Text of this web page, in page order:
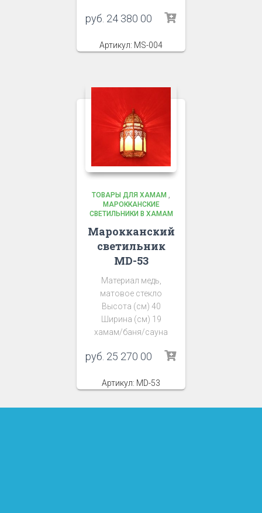
руб. 24 380 00
Артикул: MS-004
ТОВАРЫ ДЛЯ ХАМАМ ,
МАРОККАНСКИЕ
СВЕТИЛЬНИКИ В ХАМАМ
Марокканский
светильник
MD-53
Материал медь,
матовое стекло
Высота (см) 40
Ширина (см) 19
хамам/баня/сауна
руб. 25 270 00
Артикул: MD-53